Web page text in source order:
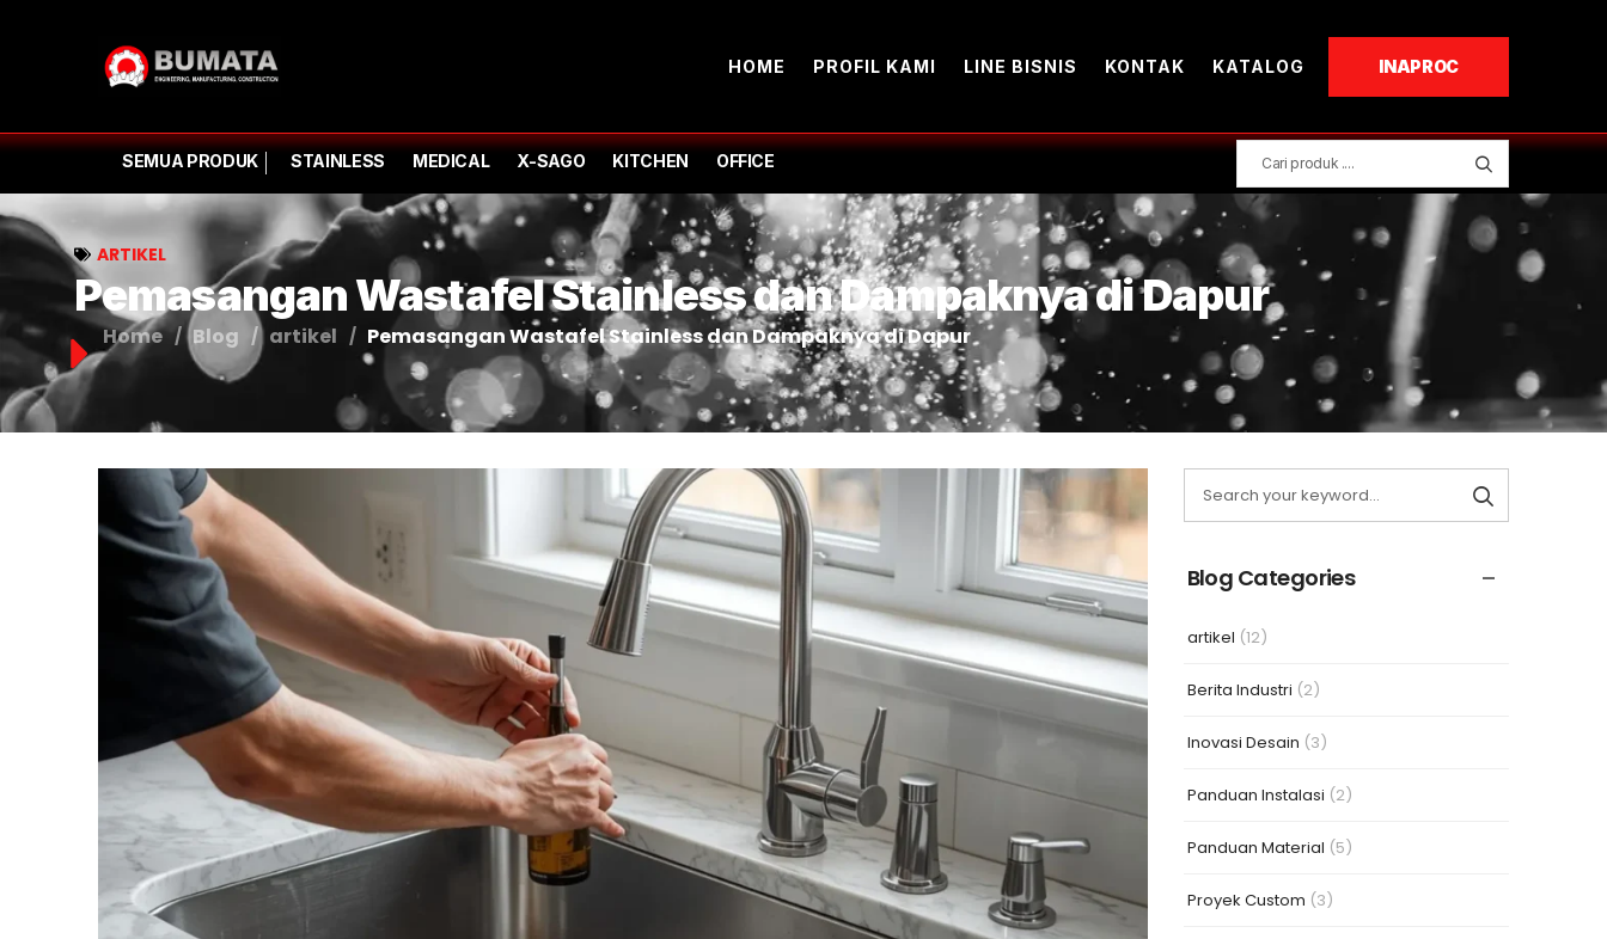
HOME PROFIL KAMI LINE BISNIS KONTAK KATALOG INAPROC
SEMUA PRODUK STAINLESS MEDICAL X-SAGO KITCHEN OFFICE
ARTIKEL
Pemasangan Wastafel Stainless dan Dampaknya di Dapur
Home / Blog / artikel / Pemasangan Wastafel Stainless dan Dampaknya di Dapur
Blog Categories
artikel (12)
Berita Industri (2)
Inovasi Desain (3)
Panduan Instalasi (2)
Panduan Material (5)
Proyek Custom (3)